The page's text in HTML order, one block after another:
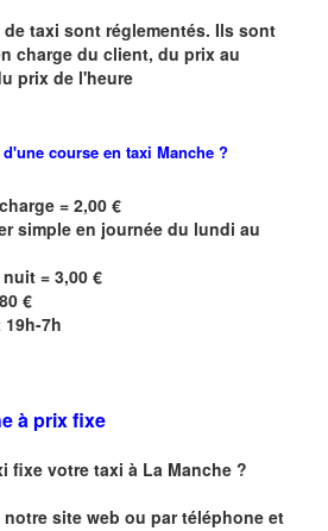
taxi sont réglementés. Ils sont
charge du client, du prix au
prix de l'heure
course en taxi Manche ?
= 2,00 €
simple en journée du lundi au
= 3,00 €
€
7h
à prix fixe
fixe votre taxi à La Manche ?
site web ou par téléphone et